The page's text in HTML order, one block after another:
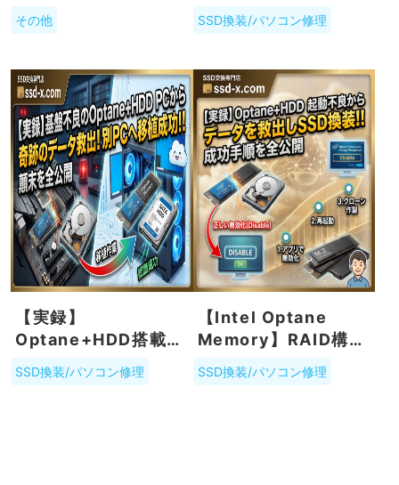
その他
ル）のSSD換装はプ
ロに任せるのがおす
は？
SSD換装/パソコン修理
【実録】
Optane+HDD搭載
PCが基盤故障で起動
不可に！別PCへの移
SSD換装/パソコン修理
【Intel Optane
Memory】RAID構築
PCが起動不能に…！
データを消さずに復
SSD換装/パソコン修理